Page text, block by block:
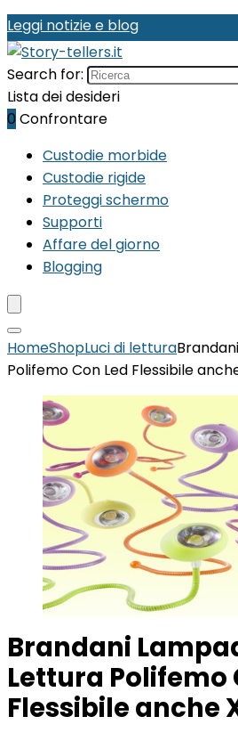
Leggi notizie e blog
Search for:
Lista dei desideri
0 Confrontare
Custodie morbide
Custodie rigide
Proteggi schermo
Supporti
Affare del giorno
Blogging
HomeShopLuci di lettura
Polifemo Con Led Flessibile
Brandani
Lettura Polifemo
Flessibile anche